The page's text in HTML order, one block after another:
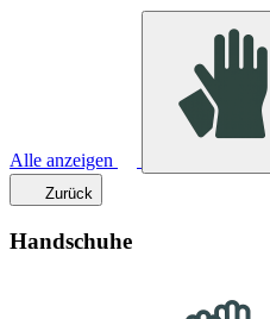
Alle anzeigen
Zurück
Handschuhe